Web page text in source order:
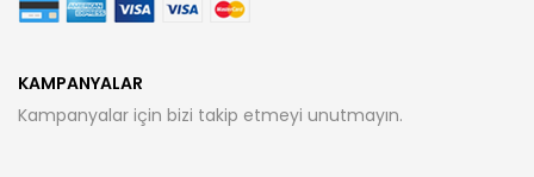
KAMPANYALAR
Kampanyalar için bizi takip etmeyi unutmayın.